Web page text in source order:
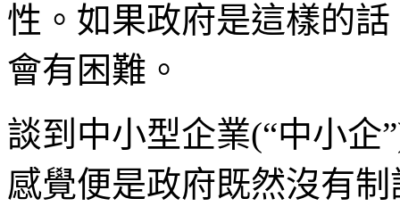
性。如果政府是這樣的
會有困難。
談到中小型企業(“中小企
感覺便是政府既然沒有